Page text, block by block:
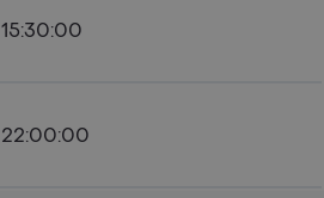
15:30:00
22:00:00